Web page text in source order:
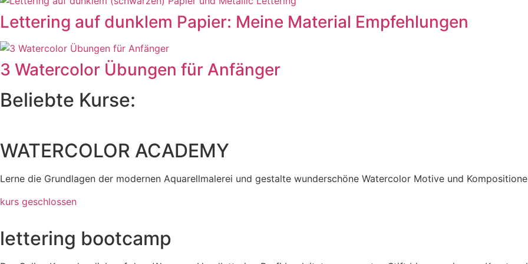
Lettering auf dunklem Papier: Meine Material Empfehlungen
3 Watercolor Übungen für Anfänger
Beliebte Kurse:
WATERCOLOR ACADEMY
Lerne die Grundlagen der modernen Aquarellmalerei und gestalte wunderschöne Watercolor Motive und
kurs geschlossen
lettering bootcamp